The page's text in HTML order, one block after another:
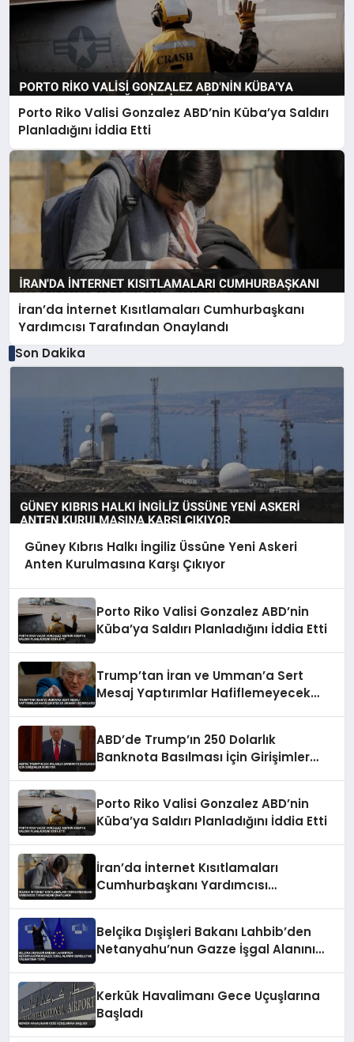
Porto Riko Valisi Gonzalez ABD’nin Küba’ya Saldırı
Planladığını İddia Etti
İran’da İnternet Kısıtlamaları Cumhurbaşkanı
Yardımcısı Tarafından Onaylandı
Son Dakika
Güney Kıbrıs Halkı İngiliz Üssüne Yeni Askeri
Anten Kurulmasına Karşı Çıkıyor
Porto Riko Valisi Gonzalez ABD’nin
Küba’ya Saldırı Planladığını İddia Etti
Trump’tan İran ve Umman’a Sert
Mesaj Yaptırımlar Hafiflemeyecek
ABD’de Trump’ın 250 Dolarlık
Banknota Basılması İçin Girişimler
Porto Riko Valisi Gonzalez ABD’nin
Küba’ya Saldırı Planladığını İddia Etti
İran’da İnternet Kısıtlamaları
Cumhurbaşkanı Yardımcısı
Belçika Dışişleri Bakanı Lahbib’den
Netanyahu’nun Gazze İşgal Alanını
Kerkük Havalimanı Gece Uçuşlarına
Başladı